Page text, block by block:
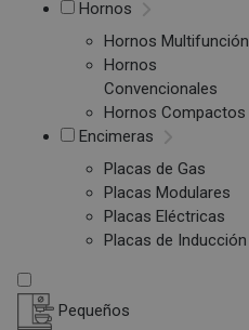
Hornos
Hornos Multifunción
Hornos
Convencionales
Hornos Compactos
Encimeras
Placas de Gas
Placas Modulares
Placas Eléctricas
Placas de Inducción
Pequeños